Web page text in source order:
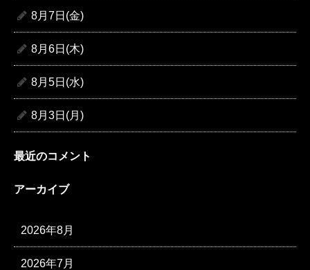
8月7日(金)
8月6日(木)
8月5日(水)
8月3日(月)
最近のコメント
アーカイブ
2026年8月
2026年7月